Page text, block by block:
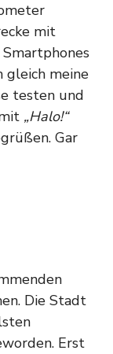
mit
gleich meine
testen und
„Halo!“
Gar
Die Stadt
Erst